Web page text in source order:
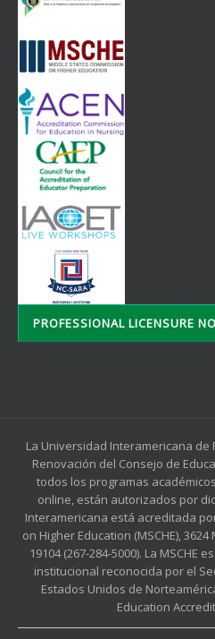
PROFESSIONAL LICENSURE
La Universidad Interamericana de
Renovación del Consejo de
todos los programas
online, están autorizados por
Interamericana está acreditada
on Higher Education (MSCHE),
19104 (267-284-5000). La MSCHE
institucional reconocida por el
Estados Unidos de
Education